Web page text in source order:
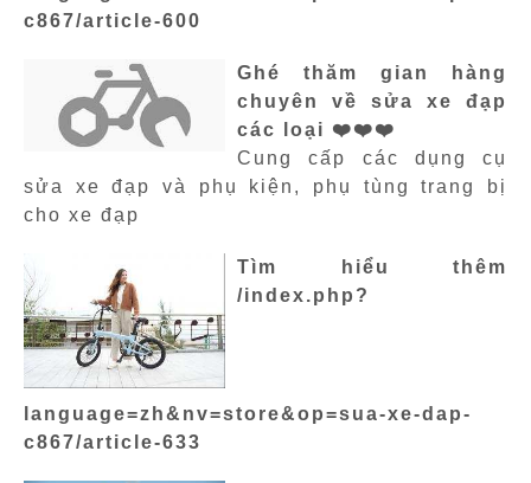
c867/article-600
Ghé thăm gian hàng
chuyên về sửa xe đạp
các loại ❤️❤️❤️
Cung cấp các dụng cụ
sửa xe đạp và phụ kiện, phụ tùng trang bị
cho xe đạp
Tìm hiểu thêm
/index.php?
language=zh&nv=store&op=sua-xe-dap-
c867/article-633